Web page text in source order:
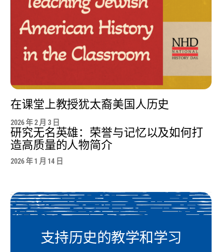
在课堂上教授犹太裔美国人历史
2026 年 2 月 3 日
研究无名英雄：荣誉与记忆以及如何打
造高质量的人物简介
2026 年 1 月 14 日
支持历史的教学和学习